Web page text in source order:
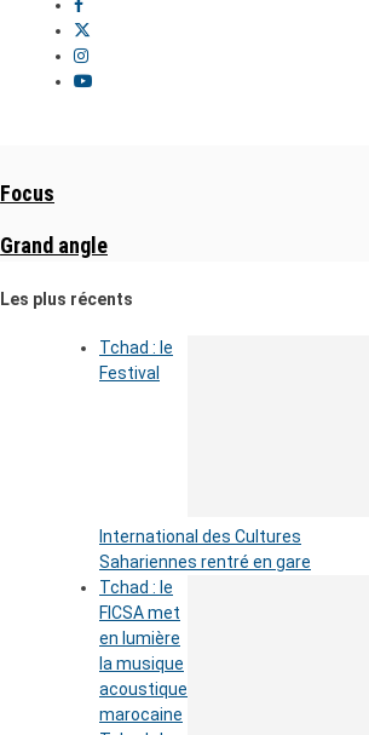
Focus
Grand angle
Les plus récents
Tchad : le
Festival
International des Cultures
Sahariennes rentré en gare
Tchad : le
FICSA met
en lumière
la musique
acoustique
marocaine